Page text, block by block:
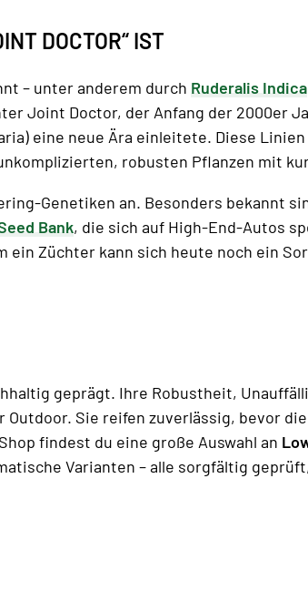
DOCTOR“ IST
– unter anderem durch Ruderalis Indica
Joint Doctor, der Anfang der 2000er
eine neue Ära einleitete. Diese
robusten Pflanzen mit
Genetiken an. Besonders bekannt
Bank, die sich auf High-End-Autos
Züchter kann sich heute noch ein
geprägt. Ihre Robustheit,
Sie reifen zuverlässig, bevor
findest du eine große Auswahl an
Varianten – alle sorgfältig